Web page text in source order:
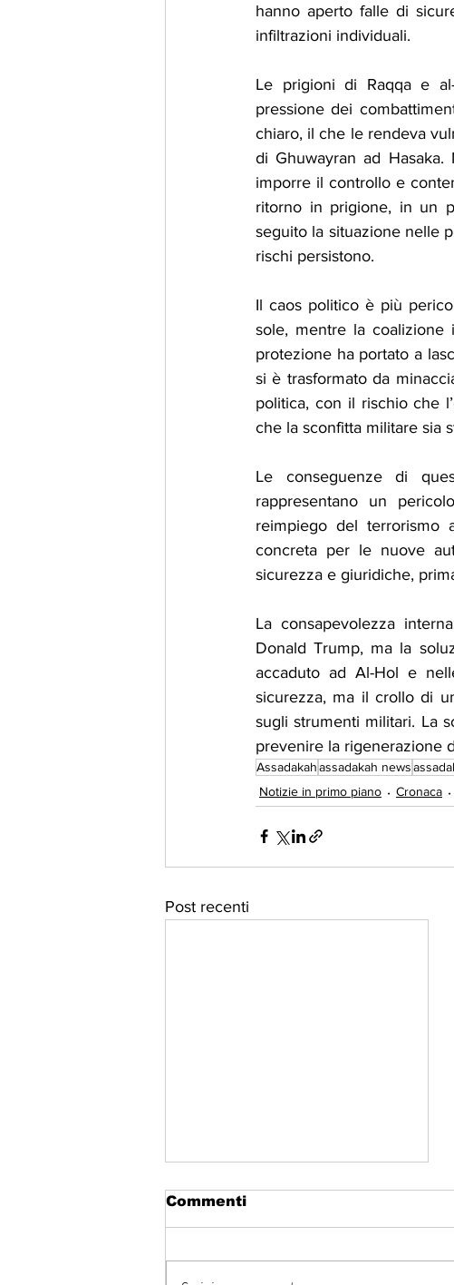
hanno aperto falle di
infiltrazioni individuali.
Le prigioni di Raqqa e
pressione dei
chiaro, il che le rendeva
di Ghuwayran ad
imporre il controllo e
ritorno in prigione, in un
seguito la situazione nelle
rischi persistono.
Il caos politico è più
sole, mentre la coalizione
protezione ha portato a
si è trasformato da
politica, con il rischio che
che la sconfitta militare sia
Le conseguenze di
rappresentano un
reimpiego del terrorismo
concreta per le nuove
sicurezza e giuridiche,
La consapevolezza
Donald Trump, ma la
accaduto ad Al-Hol e
sicurezza, ma il crollo di
sugli strumenti militari. La
prevenire la rigenerazione
Assadakahassadakah news
Notizie in primo piano
Cronaca
Post recenti
Commenti